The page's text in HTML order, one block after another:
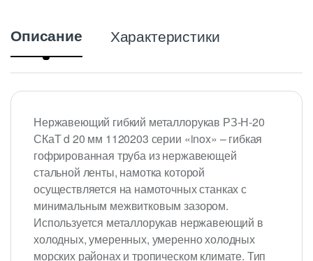
Описание Характеристики
Нержавеющий гибкий металлорукав РЗ-Н-20
СКаТ d 20 мм 1120203 серии «inox» – гибкая
гофрированная труба из нержавеющей
стальной ленты, намотка которой
осуществляется на намоточных станках с
минимальным межвитковым зазором.
Используется металлорукав нержавеющий в
холодных, умеренных, умеренно холодных
морских районах и тропическом климате. Тип